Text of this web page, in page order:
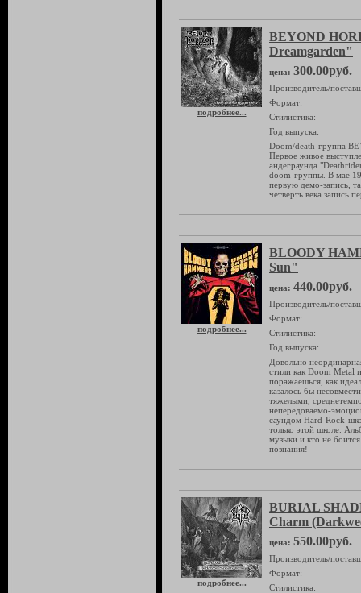
подробнее...
BEYOND
Dreamgarden"
цена: 300.00руб.
Производитель/
Формат:
Стилистика:
Год выпуска:
Doom/death-группа
Первое живое
андеграунда
doom-группы. В мае
первую демо-запись,
четверть века запись
подробнее...
BLOODY
Sun"
цена: 440.00руб.
Производитель/
Формат:
Стилистика:
Год выпуска:
Довольно
стили как Doom Metal
поражаешься, как
казалось бы
тяжелыми,
непередоваемо-
саундом Hard-Rock-
только этой школе.
музыки и кто не
познания!
подробнее...
BURIAL
Charm
цена: 550.00руб.
Производитель/
Формат:
Стилистика: